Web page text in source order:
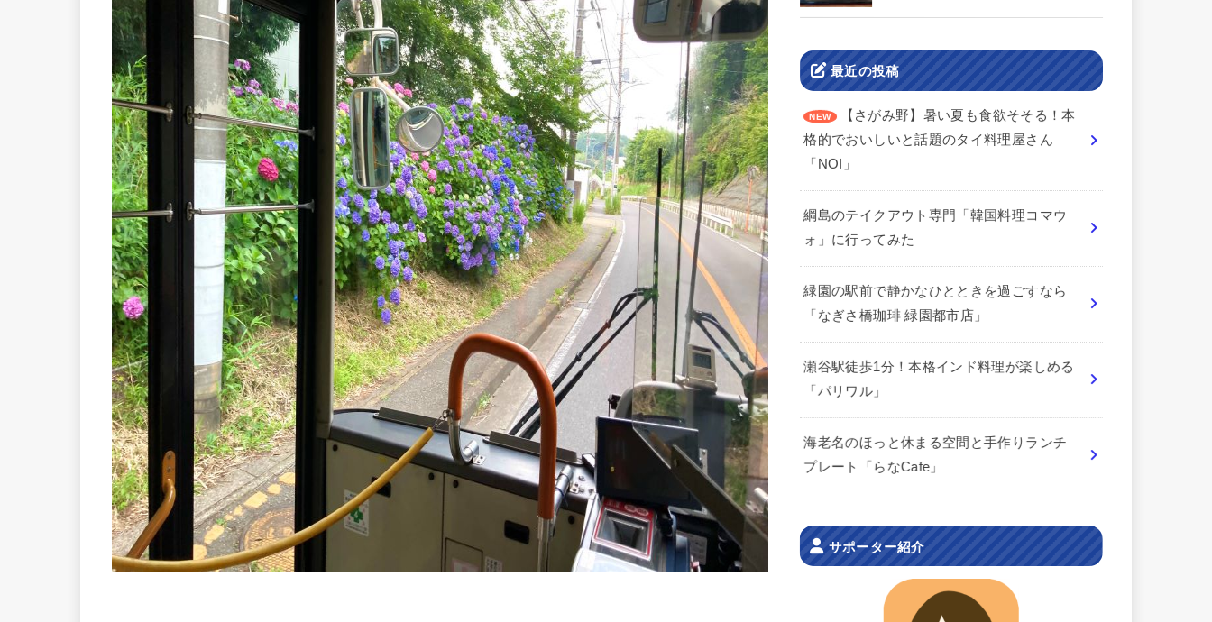
最近の投稿
【さがみ野】暑い夏も食欲そそる！本
格的でおいしいと話題のタイ料理屋さん
「NOI」
綱島のテイクアウト専門「韓国料理コマウ
ォ」に行ってみた
緑園の駅前で静かなひとときを過ごすなら
「なぎさ橋珈琲 緑園都市店」
瀬谷駅徒歩1分！本格インド料理が楽しめる
「パリワル」
海老名のほっと休まる空間と手作りランチ
プレート「らなCafe」
サポーター紹介